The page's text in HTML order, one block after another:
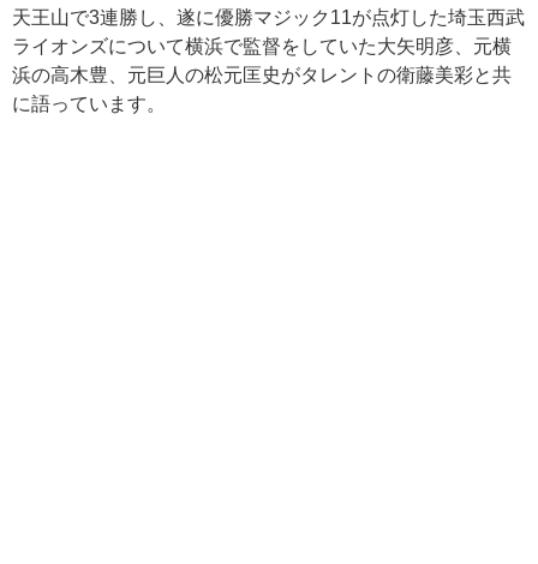
天王山で3連勝し、遂に優勝マジック11が点灯した埼玉西武
ライオンズについて横浜で監督をしていた大矢明彦、元横
浜の高木豊、元巨人の松元匡史がタレントの衛藤美彩と共
に語っています。